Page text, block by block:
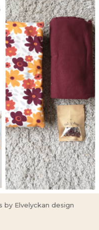
by Elvelyckan design